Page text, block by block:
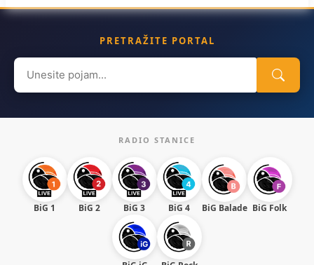
PRETRAŽITE PORTAL
Search
for:
RADIO STANICE
BiG 1 BiG 2 BiG 3 BiG 4 BiG Balade BiG Folk